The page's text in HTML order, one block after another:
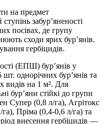
на предмет
забур’яненості
посівах, де групу
сходи ярих бур’янів.
гербіцидів.
(ЕПШ) бур’янів у
однорічних бур’янів та
видів на 1 м². Для
бур’яни стійкі до групи
Супер (0,8 л/га), Агрітокс
Пріма (0,4-0,6 л/га) та
внесення гербіцидів —